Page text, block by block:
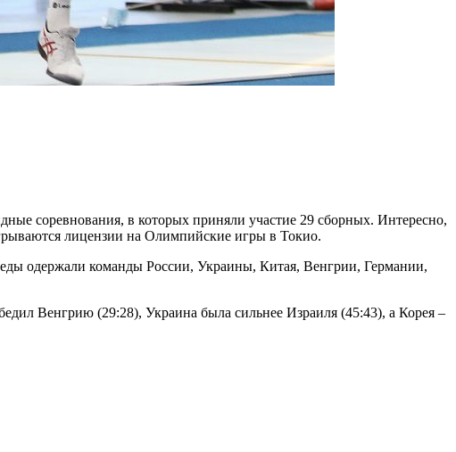
соревнования, в которых приняли участие 29 сборных. Интересно,
лицензии на Олимпийские игры в Токио.
одержали команды России, Украины, Китая, Венгрии, Германии,
Венгрию (29:28), Украина была сильнее Израиля (45:43), а Корея –